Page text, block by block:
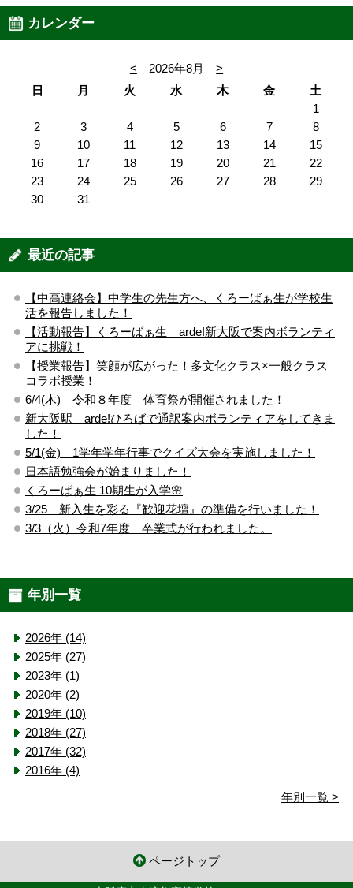
カレンダー
< 2026年8月
>
日
月 火 水 木 金
土
1
2
3 4 5 6 7
8
9
10 11 12 13 14
15
16
17 18 19 20 21
22
23
24 25 26 27 28
29
30
31
最近の記事
【中高連絡会】中学生の先生方へ、くろーばぁ生が学校生
活を報告しました！
【活動報告】くろーばぁ生 arde!新大阪で案内ボランティ
アに挑戦！
【授業報告】笑顔が広がった！多文化クラス×一般クラス
コラボ授業！
6/4(木) 令和８年度 体育祭が開催されました！
新大阪駅 arde!ひろばで通訳案内ボランティアをしてきま
した！
5/1(金) 1学年学年行事でクイズ大会を実施しました！
日本語勉強会が始まりました！
くろーばぁ生 10期生が入学🌸
3/25 新入生を彩る『歓迎花壇』の準備を行いました！
3/3（火）令和7年度 卒業式が行われました。
年別一覧
2026年 (14)
2025年 (27)
2023年 (1)
2020年 (2)
2019年 (10)
2018年 (27)
2017年 (32)
2016年 (4)
年別一覧 >
ページトップ